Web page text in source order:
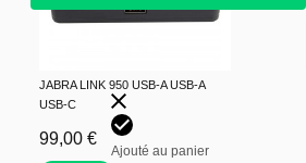
Ajouté au panier
JABRA LINK 950 USB-A USB-A
USB-C
99,00 €